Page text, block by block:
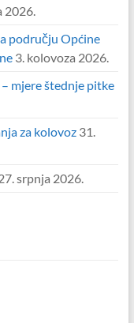
2026.
području Općine
3. kolovoza 2026.
mjere štednje pitke
za kolovoz 31.
srpnja 2026.